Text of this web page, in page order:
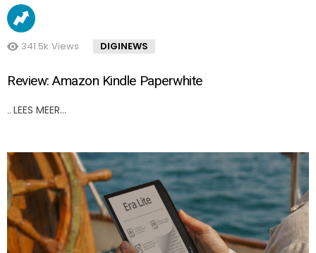
341.5k Views DIGINEWS
Review: Amazon Kindle Paperwhite
.. LEES MEER…